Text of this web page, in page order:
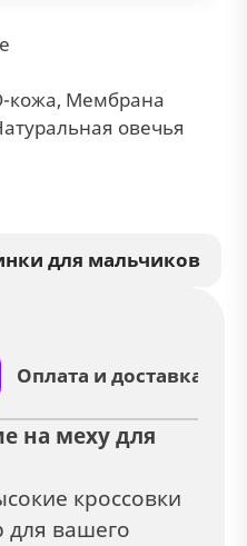
кожа, Мембрана
овечья
для мальчиков
Оплата и доставка
на меху для
кроссовки
вашего